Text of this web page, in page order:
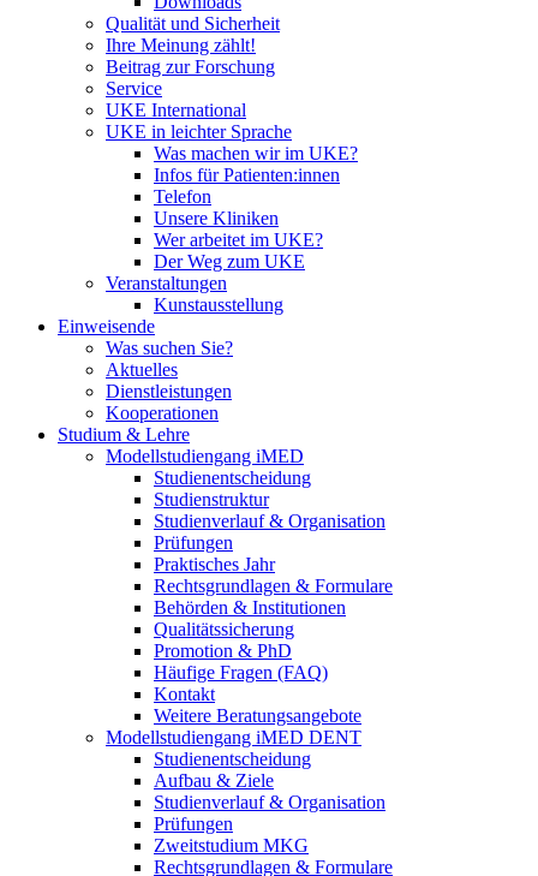
Qualität und Sicherheit
Ihre Meinung zählt!
Beitrag zur Forschung
Service
UKE International
UKE in leichter Sprache
Was machen wir im UKE?
Infos für Patienten:innen
Telefon
Unsere Kliniken
Wer arbeitet im UKE?
Der Weg zum UKE
Veranstaltungen
Kunstausstellung
Einweisende
Was suchen Sie?
Aktuelles
Dienstleistungen
Kooperationen
Studium & Lehre
Modellstudiengang iMED
Studienentscheidung
Studienstruktur
Studienverlauf & Organisation
Prüfungen
Praktisches Jahr
Rechtsgrundlagen & Formulare
Behörden & Institutionen
Qualitätssicherung
Promotion & PhD
Häufige Fragen (FAQ)
Kontakt
Weitere Beratungsangebote
Modellstudiengang iMED DENT
Studienentscheidung
Aufbau & Ziele
Studienverlauf & Organisation
Prüfungen
Zweitstudium MKG
Rechtsgrundlagen & Formulare